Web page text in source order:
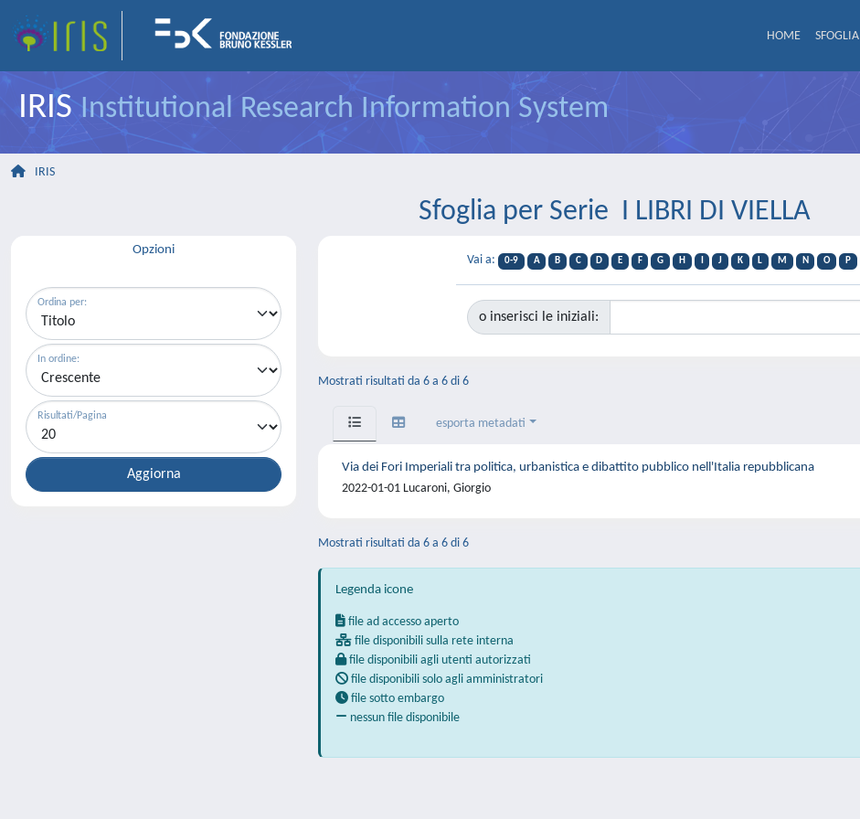
HOME SFOGLIA
IRISInstitutional Research Information System
IRIS
Sfoglia per Serie I LIBRI DI VIELLA
Opzioni
Ordina per:
In ordine:
Risultati/Pagina
Vai a: 0-9 A B C D E F G H J K L M N O P
o inserisci le iniziali:
Mostrati risultati da 6 a 6 di 6
esporta metadati
Via dei Fori Imperiali tra politica, urbanistica e dibattito pubblico nell'Italia repubblicana
2022-01-01 Lucaroni, Giorgio
Mostrati risultati da 6 a 6 di 6
Legenda icone
file ad accesso aperto
file disponibili sulla rete interna
file disponibili agli utenti autorizzati
file disponibili solo agli amministratori
file sotto embargo
nessun file disponibile